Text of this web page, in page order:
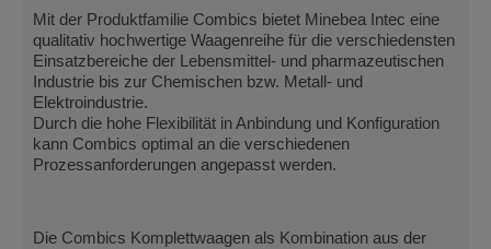
Mit der Produktfamilie Combics bietet Minebea Intec eine
qualitativ hochwertige Waagenreihe für die verschiedensten
Einsatzbereiche der Lebensmittel- und pharmazeutischen
Industrie bis zur Chemischen bzw. Metall- und
Elektroindustrie.
Durch die hohe Flexibilität in Anbindung und Konfiguration
kann Combics optimal an die verschiedenen
Prozessanforderungen angepasst werden.
Die Combics Komplettwaagen als Kombination aus der